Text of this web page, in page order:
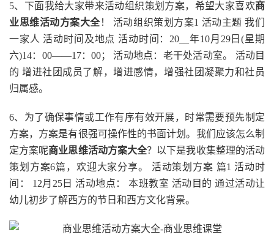
5、下面我给大家带来活动组织策划方案，希望大家喜欢商
业思维活动方案大全！ 活动组织策划方案1 活动主题 我们
一家人 活动时间及地点 活动时间：20__年10月29日(星期
六)14：00——17：00； 活动地点：老干处活动室。 活动目
的 增进社团成员了解，增进感情，增强社团凝聚力和社员
归属感。
6、为了确保事情或工作有序有效开展，时常需要预先制定
方案，方案是有很强可操作性的书面计划。我们应该怎么制
定方案呢商业思维活动方案大全？以下是我收集整理的活动
策划方案6篇，欢迎大家分享。 活动策划方案 篇1 活动时
间： 12月25日 活动地点： 本班教室 活动目的 通过活动让
幼儿初步了解西方的节日和西方文化背景。